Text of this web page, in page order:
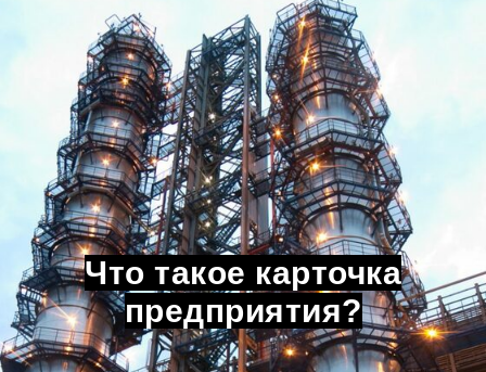
Что такое карточка
предприятия?